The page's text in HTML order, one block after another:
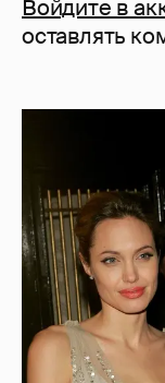
Войдите в
оставлять